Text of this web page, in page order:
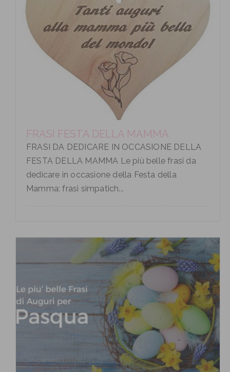
FRASI FESTA DELLA MAMMA
FRASI DA DEDICARE IN OCCASIONE DELLA
FESTA DELLA MAMMA Le più belle frasi da
dedicare in occasione della Festa della
Mamma: frasi simpatich...